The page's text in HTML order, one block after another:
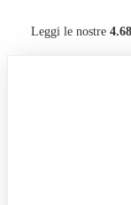
Leggi le nostre